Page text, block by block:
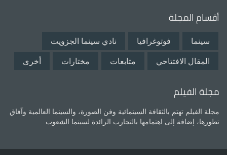
أقسام المجلة
سينما فوتوغرافيا
نادي سينما الجزويت
المقال الافتتاحي
متابعات مختارات أخرى
مجلة الفيلم
مجلة الفيلم تهتم بالثقافة السينمائية وفن الصورة، والسينما العالمية وآفاق
تطورها، إضافة إلى اهتمامها بالتجارب الرائدة لسينما الشعوب